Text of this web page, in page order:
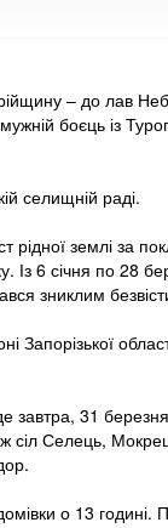
– до лав
боєць із
селищній раді.
рідної землі за
Із 6 січня по 28
зниклим
Запорізької
завтра, 31
сіл Селець,
о 13 годині.